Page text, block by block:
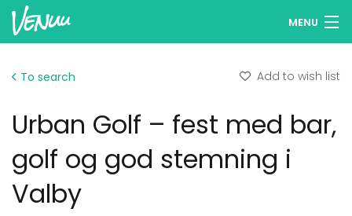
MENU
Log in
English
To search Add to wish list
Urban Golf – fest med bar,
golf og god stemning i
Valby